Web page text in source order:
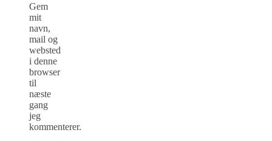
Gem
mit
navn,
mail og
websted
i denne
browser
til
næste
gang
jeg
kommenterer.